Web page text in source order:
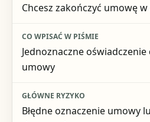
Co wpisać w piśmie
Chcesz zakończyć umowę
Jednoznaczne
umowy
Błędne oznaczenie umowy